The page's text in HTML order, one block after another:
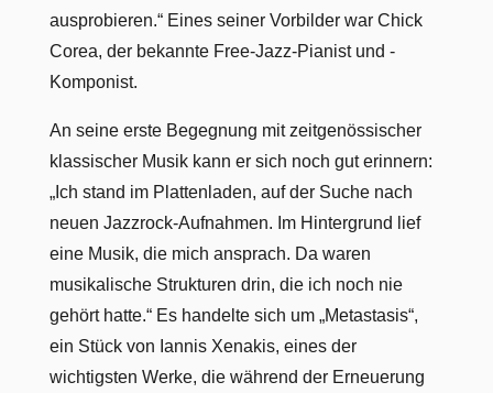
ausprobieren.“ Eines seiner Vorbilder war Chick
Corea, der bekannte Free-Jazz-Pianist und -
Komponist.
An seine erste Begegnung mit zeitgenössischer
klassischer Musik kann er sich noch gut erinnern:
„Ich stand im Plattenladen, auf der Suche nach
neuen Jazzrock-Aufnahmen. Im Hintergrund lief
eine Musik, die mich ansprach. Da waren
musikalische Strukturen drin, die ich noch nie
gehört hatte.“ Es handelte sich um „Metastasis“,
ein Stück von Iannis Xenakis, eines der
wichtigsten Werke, die während der Erneuerung